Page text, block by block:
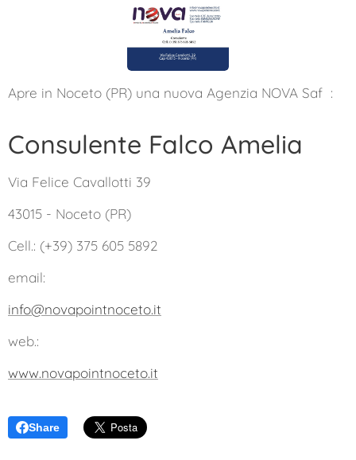
Apre in Noceto (PR) una nuova Agenzia NOVA Saf :
Consulente Falco Amelia
Via Felice Cavallotti 39
43015 - Noceto (PR)
Cell.: (+39) 375 605 5892
email:
info@novapointnoceto.it
web.:
www.novapointnoceto.it
Share